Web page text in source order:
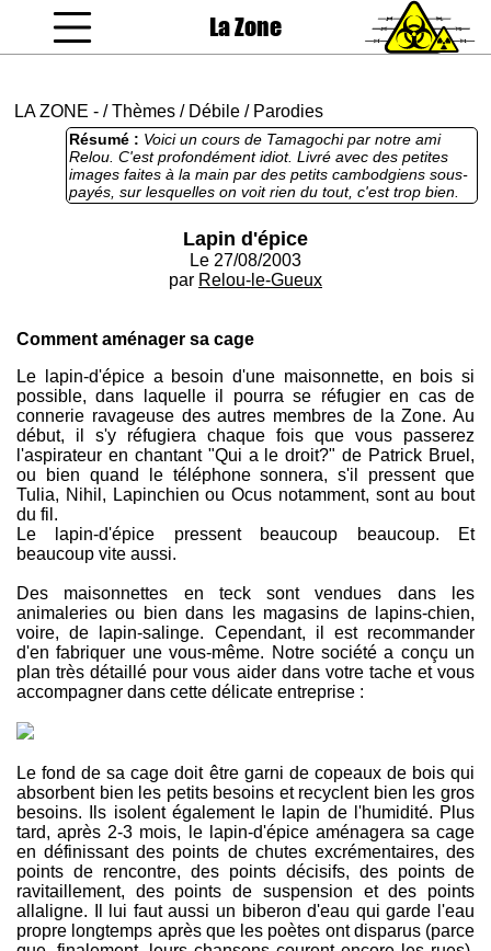
La Zone
LA ZONE - /Thèmes / Débile / Parodies
Résumé : Voici un cours de Tamagochi par notre ami
Relou. C'est profondément idiot. Livré avec des petites
images faites à la main par des petits cambodgiens sous-
payés, sur lesquelles on voit rien du tout, c'est trop bien.
Lapin d'épice
Le 27/08/2003
par Relou-le-Gueux
Comment aménager sa cage
Le lapin-d'épice a besoin d'une maisonnette, en bois si
possible, dans laquelle il pourra se réfugier en cas de
connerie ravageuse des autres membres de la Zone. Au
début, il s'y réfugiera chaque fois que vous passerez
l'aspirateur en chantant "Qui a le droit?" de Patrick Bruel,
ou bien quand le téléphone sonnera, s'il pressent que
Tulia, Nihil, Lapinchien ou Ocus notamment, sont au bout
du fil.
Le lapin-d'épice pressent beaucoup beaucoup. Et
beaucoup vite aussi.
Des maisonnettes en teck sont vendues dans les
animaleries ou bien dans les magasins de lapins-chien,
voire, de lapin-salinge. Cependant, il est recommander
d'en fabriquer une vous-même. Notre société a conçu un
plan très détaillé pour vous aider dans votre tache et vous
accompagner dans cette délicate entreprise :
Le fond de sa cage doit être garni de copeaux de bois qui
absorbent bien les petits besoins et recyclent bien les gros
besoins. Ils isolent également le lapin de l'humidité. Plus
tard, après 2-3 mois, le lapin-d'épice aménagera sa cage
en définissant des points de chutes excrémentaires, des
points de rencontre, des points décisifs, des points de
ravitaillement, des points de suspension et des points
allaligne. Il lui faut aussi un biberon d'eau qui garde l'eau
propre longtemps après que les poètes ont disparus (parce